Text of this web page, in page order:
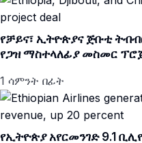
የቻይና፣ ኢትዮጵያና ጅቡቲ
የጋዝ ማስተላለፊያ መስመር
1 ሳምንት በፊት
የኢትዮጵያ አየርመንገድ 9.1